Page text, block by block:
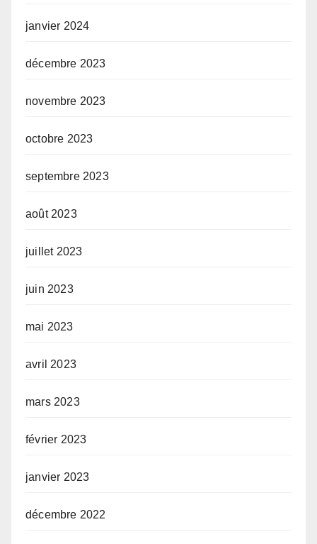
janvier 2024
décembre 2023
novembre 2023
octobre 2023
septembre 2023
août 2023
juillet 2023
juin 2023
mai 2023
avril 2023
mars 2023
février 2023
janvier 2023
décembre 2022